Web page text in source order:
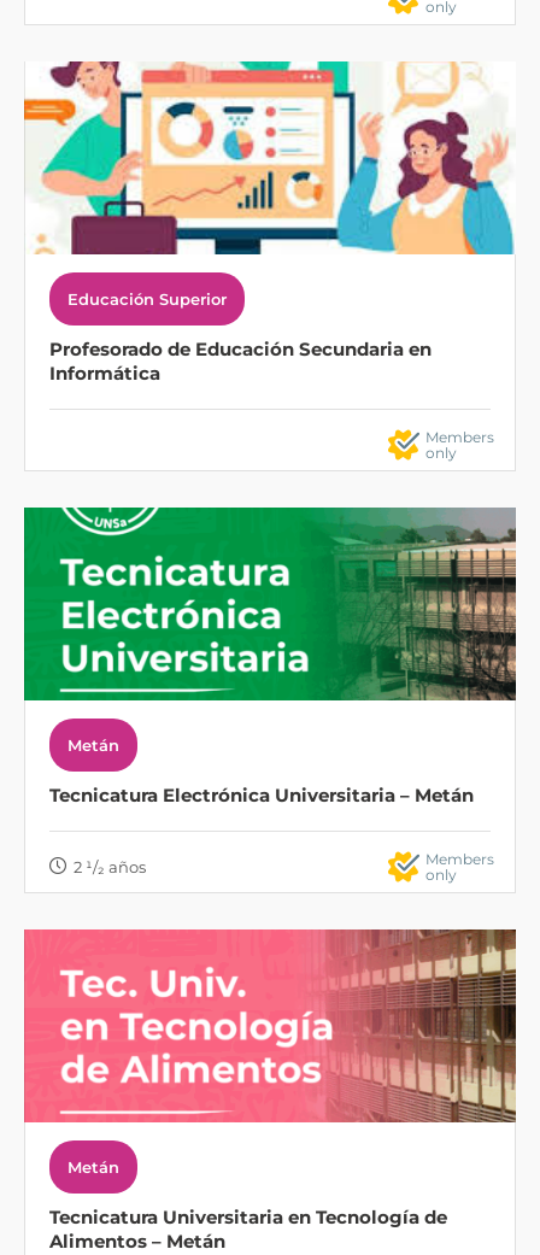
only
Educación Superior
Profesorado de Educación Secundaria en
Informática
Members
only
Metán
Tecnicatura Electrónica Universitaria – Metán
2 ¹/₂ años
Members
only
Metán
Tecnicatura Universitaria en Tecnología de
Alimentos – Metán